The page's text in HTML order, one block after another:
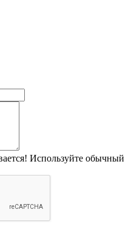
Используйте обычный